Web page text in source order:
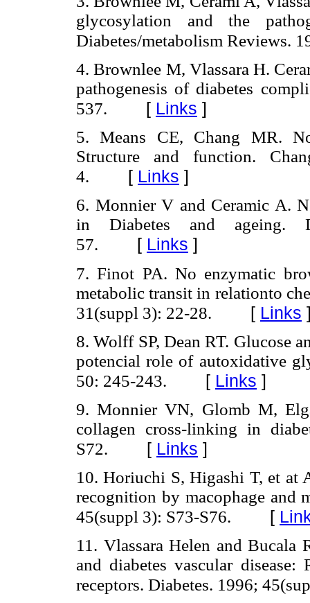
glycosylation and the
Diabetes/metabolism Reviews.
4. Brownlee M, Vlassara H.
pathogenesis of diabetes
537. [ Links ]
5. Means CE, Chang MR.
Structure and function.
4. [ Links ]
6. Monnier V and Ceramic A.
in Diabetes and ageing.
57. [ Links ]
7. Finot PA. No enzymatic
metabolic transit in relationto
31(suppl 3): 22-28. [ Links
8. Wolff SP, Dean RT. Glucose
potencial role of autoxidative
50: 245-243. [ Links ]
9. Monnier VN, Glomb M,
collagen cross-linking in
S72. [ Links ]
10. Horiuchi S, Higashi T, et at
recognition by macophage and
45(suppl 3): S73-S76. [
11. Vlassara Helen and Bucala
and diabetes vascular
receptors. Diabetes. 1996;